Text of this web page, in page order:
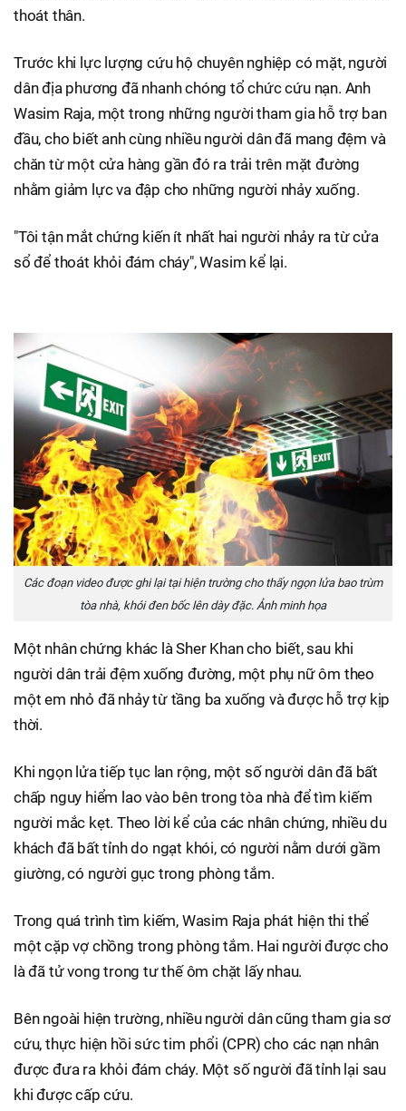
thoát thân.
Trước khi lực lượng cứu hộ chuyên nghiệp có mặt, người
dân địa phương đã nhanh chóng tổ chức cứu nạn. Anh
Wasim Raja, một trong những người tham gia hỗ trợ ban
đầu, cho biết anh cùng nhiều người dân đã mang đệm và
chăn từ một cửa hàng gần đó ra trải trên mặt đường
nhằm giảm lực va đập cho những người nhảy xuống.
"Tôi tận mắt chứng kiến ít nhất hai người nhảy ra từ cửa
sổ để thoát khỏi đám cháy", Wasim kể lại.
Các đoạn video được ghi lại tại hiện trường cho thấy ngọn lửa bao trùm
tòa nhà, khói đen bốc lên dày đặc. Ảnh minh họa
Một nhân chứng khác là Sher Khan cho biết, sau khi
người dân trải đệm xuống đường, một phụ nữ ôm theo
một em nhỏ đã nhảy từ tầng ba xuống và được hỗ trợ kịp
thời.
Khi ngọn lửa tiếp tục lan rộng, một số người dân đã bất
chấp nguy hiểm lao vào bên trong tòa nhà để tìm kiếm
người mắc kẹt. Theo lời kể của các nhân chứng, nhiều du
khách đã bất tỉnh do ngạt khói, có người nằm dưới gầm
giường, có người gục trong phòng tắm.
Trong quá trình tìm kiếm, Wasim Raja phát hiện thi thể
một cặp vợ chồng trong phòng tắm. Hai người được cho
là đã tử vong trong tư thế ôm chặt lấy nhau.
Bên ngoài hiện trường, nhiều người dân cũng tham gia sơ
cứu, thực hiện hồi sức tim phổi (CPR) cho các nạn nhân
được đưa ra khỏi đám cháy. Một số người đã tỉnh lại sau
khi được cấp cứu.